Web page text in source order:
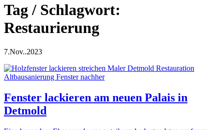
Tag / Schlagwort:
Restaurierung
7.Nov..2023
Fenster lackieren am neuen Palais in
Detmold